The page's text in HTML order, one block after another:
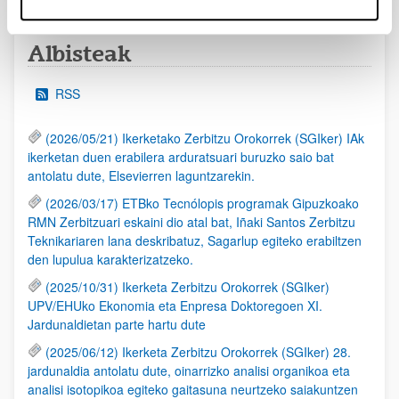
Albisteak
RSS
(2026/05/21) Ikerketako Zerbitzu Orokorrek (SGIker) IAk
ikerketan duen erabilera arduratsuari buruzko saio bat
antolatu dute, Elsevierren laguntzarekin.
(2026/03/17) ETBko Tecnólopis programak Gipuzkoako
RMN Zerbitzuari eskaini dio atal bat, Iñaki Santos Zerbitzu
Teknikariaren lana deskribatuz, Sagarlup egiteko erabiltzen
den lupulua karakterizatzeko.
(2025/10/31) Ikerketa Zerbitzu Orokorrek (SGIker)
UPV/EHUko Ekonomia eta Enpresa Doktoregoen XI.
Jardunaldietan parte hartu dute
(2025/06/12) Ikerketa Zerbitzu Orokorrek (SGIker) 28.
jardunaldia antolatu dute, oinarrizko analisi organikoa eta
analisi isotopikoa egiteko gaitasuna neurtzeko saiakuntzen